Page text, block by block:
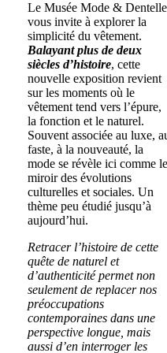
Le Musée Mode & Dentelle
vous invite à explorer la
simplicité du vêtement.
Balayant plus de deux
siècles d’histoire, cette
nouvelle exposition revient
sur les moments où le
vêtement tend vers l’épure,
la fonction et le naturel.
Souvent associée au luxe,
faste, à la nouveauté, la
mode se révèle ici comme le
miroir des évolutions
culturelles et sociales. Un
thème peu étudié jusqu’à
aujourd’hui.
Retracer l’histoire de cette
quête de naturel et
d’authenticité permet non
seulement de replacer nos
préoccupations
contemporaines dans une
perspective longue, mais
aussi d’en interroger les